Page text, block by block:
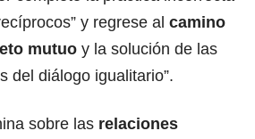
y regrese al camino
mutuo y la solución de las
del diálogo igualitario”.
sobre las relaciones